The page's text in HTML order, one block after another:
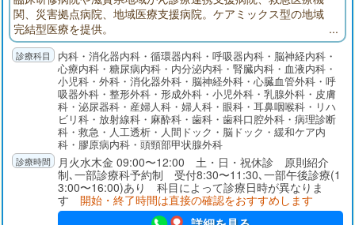
関、災害拠点病院、地域医療支援病院。ケアミックス型の地域
完結型医療を提供。
内科・消化器内科・循環器内科・呼吸器内科・脳神経内科・
心療内科・糖尿病内科・内分泌内科・腎臓内科・血液内科・
小児科・外科・消化器外科・脳神経外科・心臓血管外科・呼
吸器外科・整形外科・形成外科・小児外科・乳腺外科・皮膚
科・泌尿器科・産婦人科・婦人科・眼科・耳鼻咽喉科・リハ
ビリ科・放射線科・麻酔科・歯科・歯科口腔外科・病理診断
科・救急・人工透析・人間ドック・脳ドック・緩和ケア内
科・膠原病内科・頭頸部甲状腺外科
月火水木金 09:00〜12:00 土・日・祝休診 原則紹介
制､一部診療科予約制 受付8:30〜11:30､一部午後診療(1
3:00〜16:00)あり 科目によって診療日時が異なりま
す 開始・終了時間は直接の確認をおすすめします